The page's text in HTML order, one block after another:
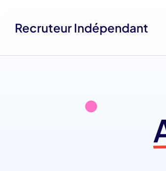
Recruteur Indépendant